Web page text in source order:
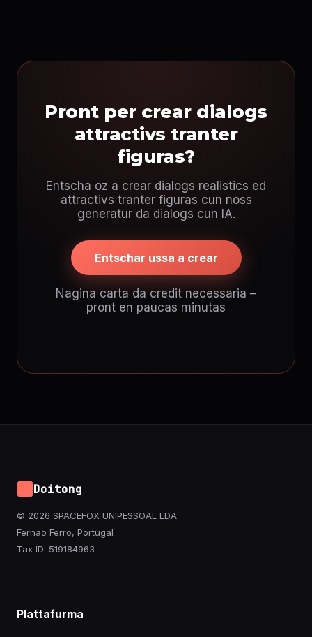
Pront per crear dialogs
attractivs tranter
figuras?
Entscha oz a crear dialogs realistics ed
attractivs tranter figuras cun noss
generatur da dialogs cun IA.
Entschar ussa a crear
Nagina carta da credit necessaria –
pront en paucas minutas
Doitong
© 2026 SPACEFOX UNIPESSOAL LDA
Fernao Ferro, Portugal
Tax ID: 519184963
Plattafurma